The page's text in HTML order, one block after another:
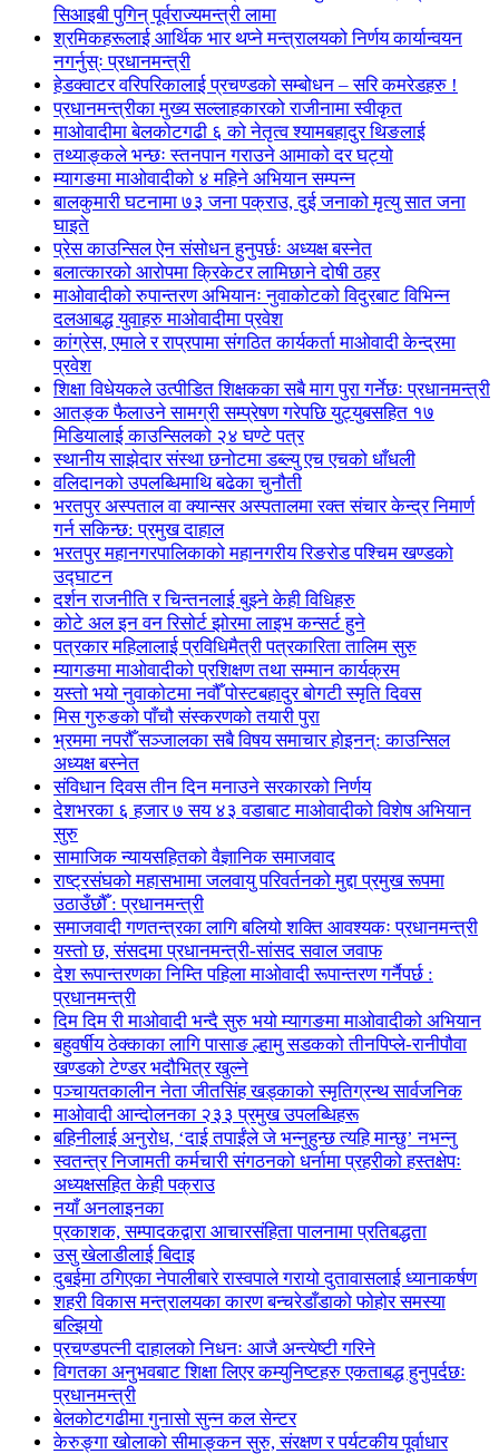
सिआइबी पुगिन् पूर्वराज्यमन्त्री लामा
श्रमिकहरूलाई आर्थिक भार थप्ने मन्त्रालयको निर्णय कार्यान्वयन
नगर्नुस्ः प्रधानमन्त्री
हेडक्वाटर वरिपरिकालाई प्रचण्डको सम्बोधन – सरि कमरेडहरु !
प्रधानमन्त्रीका मुख्य सल्लाहकारको राजीनामा स्वीकृत
माओवादीमा बेलकोटगढी ६ को नेतृत्व श्यामबहादुर थिङलाई
तथ्याङ्कले भन्छः स्तनपान गराउने आमाको दर घट्यो
म्यागङमा माओवादीको ४ महिने अभियान सम्पन्न
बालकुमारी घटनामा ७३ जना पक्राउ, दुई जनाको मृत्यु सात जना
घाइते
प्रेस काउन्सिल ऐन संसोधन हुनुपर्छः अध्यक्ष बस्नेत
बलात्कारको आरोपमा क्रिकेटर लामिछाने दोषी ठहर
माओवादीको रुपान्तरण अभियानः नुवाकोटको विदुरबाट विभिन्न
दलआबद्ध युवाहरु माओवादीमा प्रवेश
कांग्रेस, एमाले र राप्रपामा संगठित कार्यकर्ता माओवादी केन्द्रमा
प्रवेश
शिक्षा विधेयकले उत्पीडित शिक्षकका सबै माग पुरा गर्नेछः प्रधानमन्त्री
आतङ्क फैलाउने सामग्री सम्प्रेषण गरेपछि युट्युबसहित १७
मिडियालाई काउन्सिलको २४ घण्टे पत्र
स्थानीय साझेदार संस्था छनोटमा डब्ल्यु एच एचको धाँधली
वलिदानको उपलब्धिमाथि बढेका चुनौती
भरतपुर अस्पताल वा क्यान्सर अस्पतालमा रक्त संचार केन्द्र निमार्ण
गर्न सकिन्छ: प्रमुख दाहाल
भरतपुर महानगरपालिकाको महानगरीय रिङरोड पश्चिम खण्डको
उद्घाटन
दर्शन राजनीति र चिन्तनलाई बुझ्ने केही विधिहरु
कोटे अल इन वन रिसोर्ट झोरमा लाइभ कन्सर्ट हुने
पत्रकार महिलालाई प्रविधिमैत्री पत्रकारिता तालिम सुरु
म्यागङमा माओवादीको प्रशिक्षण तथा सम्मान कार्यक्रम
यस्तो भयो नुवाकोटमा नवौँ पोस्टबहादुर बोगटी स्मृति दिवस
मिस गुरुङको पाँचौ संस्करणको तयारी पुरा
भ्रममा नपरौँ सञ्जालका सबै विषय समाचार होइनन्: काउन्सिल
अध्यक्ष बस्नेत
संविधान दिवस तीन दिन मनाउने सरकारको निर्णय
देशभरका ६ हजार ७ सय ४३ वडाबाट माओवादीको विशेष अभियान
सुरु
सामाजिक न्यायसहितको वैज्ञानिक समाजवाद
राष्ट्रसंघको महासभामा जलवायु परिवर्तनको मुद्दा प्रमुख रूपमा
उठाउँछौँ : प्रधानमन्त्री
समाजवादी गणतन्त्रका लागि बलियो शक्ति आवश्यकः प्रधानमन्त्री
यस्तो छ, संसदमा प्रधानमन्त्री-सांसद सवाल जवाफ
देश रूपान्तरणका निम्ति पहिला माओवादी रूपान्तरण गर्नैपर्छ :
प्रधानमन्त्री
दिम दिम री माओवादी भन्दै सुरु भयो म्यागङमा माओवादीको अभियान
बहुवर्षीय ठेक्काका लागि पासाङ ल्हामु सडकको तीनपिप्ले-रानीपौवा
खण्डको टेण्डर भदौभित्र खुल्ने
पञ्चायतकालीन नेता जीतसिंह खड्काको स्मृतिग्रन्थ सार्वजनिक
माओवादी आन्दोलनका २३३ प्रमुख उपलब्धिहरू
बहिनीलाई अनुरोध, ‘दाई तपाईंले जे भन्नुहुन्छ त्यहि मान्छु’ नभन्नु
स्वतन्त्र निजामती कर्मचारी संगठनको धर्नामा प्रहरीको हस्तक्षेपः
अध्यक्षसहित केही पक्राउ
नयाँ अनलाइनका
प्रकाशक, सम्पादकद्वारा आचारसंहिता पालनामा प्रतिबद्धता
उसु खेलाडीलाई बिदाइ
दुबईमा ठगिएका नेपालीबारे रास्वपाले गरायो दुतावासलाई ध्यानाकर्षण
शहरी विकास मन्त्रालयका कारण बन्चरेडाँडाको फोहोर समस्या
बल्झियो
प्रचण्डपत्नी दाहालको निधनः आजै अन्त्येष्टी गरिने
विगतका अनुभवबाट शिक्षा लिएर कम्युनिष्टहरु एकताबद्ध हुनुपर्दछः
प्रधानमन्त्री
बेलकोटगढीमा गुनासो सुन्न कल सेन्टर
केरुङ्गा खोलाको सीमाङ्कन सुरु, संरक्षण र पर्यटकीय पूर्वाधार